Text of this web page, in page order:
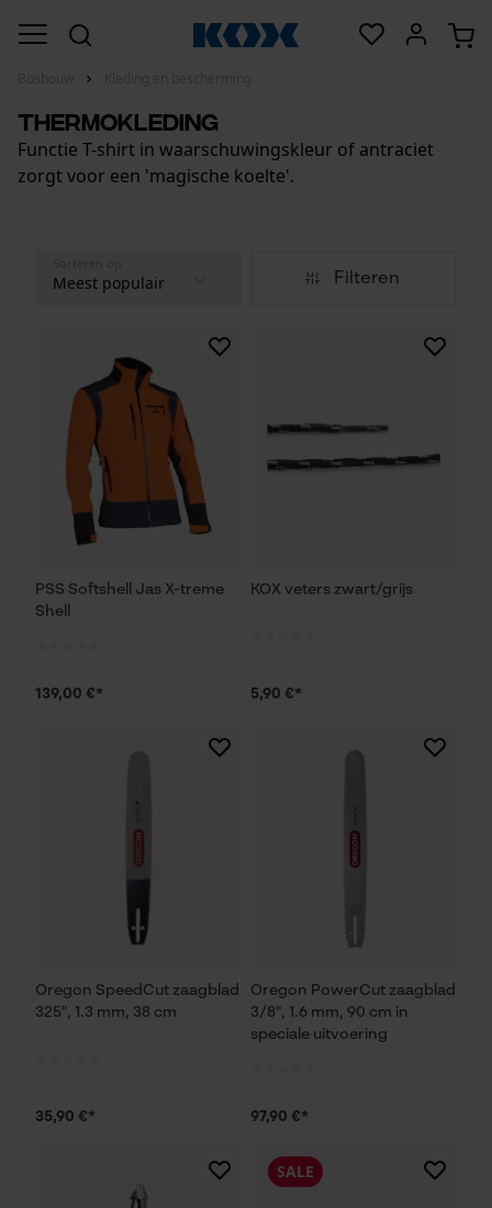
Thermokleding
Functie T-shirt in waarschuwingskleur of antraciet
zorgt voor een 'magische koelte'.
Filteren
PSS Softshell Jas X-treme
Shell
139,00 €*
KOX veters zwart/grijs
5,90 €*
Oregon SpeedCut zaagblad
325", 1.3 mm, 38 cm
35,90 €*
Oregon PowerCut zaagblad
3/8", 1.6 mm, 90 cm in
speciale uitvoering
97,90 €*
SALE